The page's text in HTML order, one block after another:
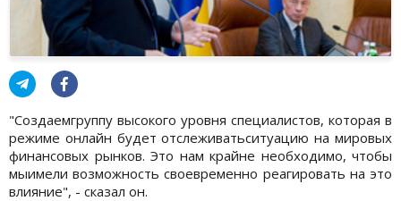
"Создаемгруппу высокого уровня специалистов, которая в
режиме онлайн будет отслеживатьситуацию на мировых
финансовых рынков. Это нам крайне необходимо, чтобы
мыимели возможность своевременно реагировать на это
влияние", - сказал он.